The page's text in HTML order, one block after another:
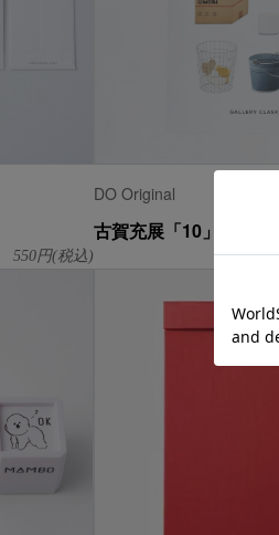
550円(税込)
DO Original
古賀充展「10」ポスター